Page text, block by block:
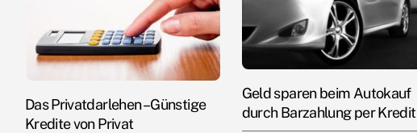
Das Privatdarlehen – Günstige
Kredite von Privat
Geld sparen beim Autokauf
durch Barzahlung per Kredit